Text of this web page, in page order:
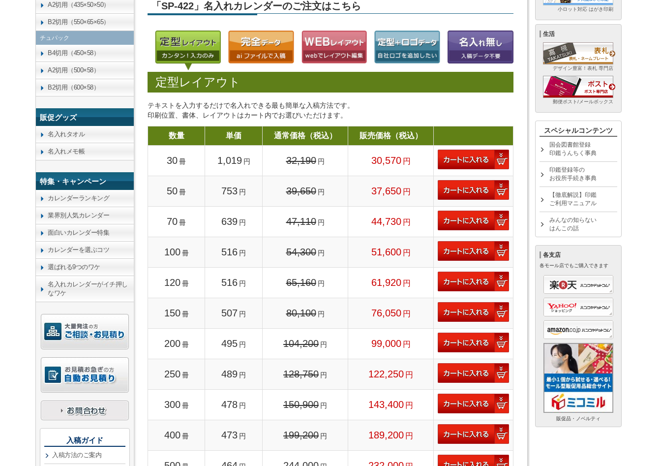
「SP-422」名入れカレンダーのご注文はこちら
定型レイアウト
テキストを入力するだけで名入れできる最も簡単な入稿方法です。
印刷位置、書体、レイアウトはカート内でお選びいただけます。
数量 単価 通常価格（税込） 販売価格（税込）
30冊 1,019 円 32,190 円 30,570 円
50冊 753 円 39,650 円 37,650 円
70冊 639 円 47,110 円 44,730 円
100 冊 516 円 54,300 円 51,600 円
120 冊 516 円 65,160 円 61,920 円
150 冊 507 円 80,100 円 76,050 円
200 冊 495 円 104,200 円 99,000 円
250 冊 489 円 128,750 円 122,250 円
300 冊 478 円 150,900 円 143,400 円
400 冊 473 円 199,200 円 189,200 円
A2切用（435×50×50）
B2切用（550×65×65）
チュパック
B4切用（450×58）
A2切用（500×58）
B2切用（600×58）
販促グッズ
名入れタオル
名入れメモ帳
特集・キャンペーン
カレンダーランキング
業界別人気カレンダー
面白いカレンダー特集
カレンダーを選ぶコツ
選ばれる9つのワケ
名入れカレンダーがイチ押し
なワケ
入稿ガイド
入稿方法のご案内
小ロット対応 はがき印刷
生活
デザイン豊富！表札 専門店
郵便ポスト/メールボックス
スペシャルコンテンツ
国会図書館登録
印鑑うんちく事典
印鑑登録等の
お役所手続き事典
【徹底解説】印鑑
ご利用マニュアル
みんなの知らない
はんこの話
各支店
各モール店でもご購入できます
販促品・ノベルティ